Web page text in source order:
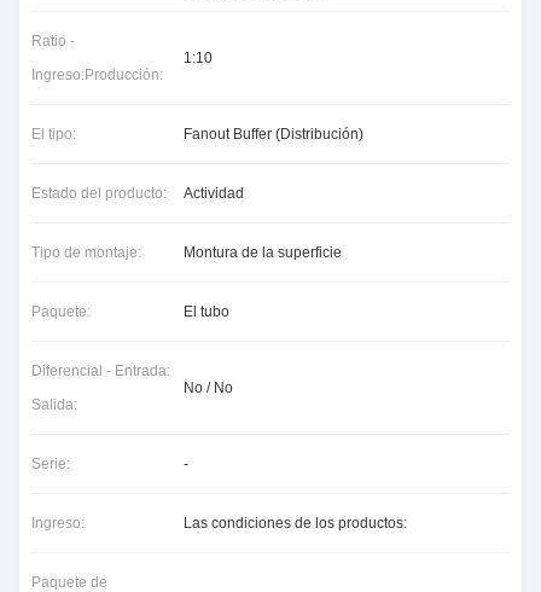
Ratio -
Ingreso:Producción:
1:10
El tipo: Fanout Buffer (Distribución)
Estado del producto: Actividad
Tipo de montaje: Montura de la superficie
Paquete: El tubo
Diferencial - Entrada:
Salida:
No / No
Serie: -
Ingreso: Las condiciones de los productos:
Paquete de